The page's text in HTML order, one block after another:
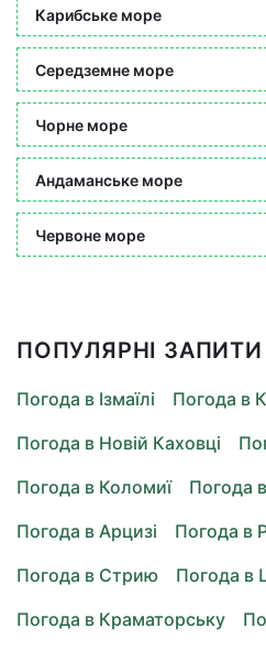
Карибське море
Середземне море
Чорне море
Андаманське море
Червоне море
ПОПУЛЯРНІ ЗАПИТИ
Погода в Ізмаїлі
Погода в
Погода в Новій Каховці
Погода в Коломиї
Погода
Погода в Арцизі
Погода в
Погода в Стрию
Погода в
Погода в Краматорську